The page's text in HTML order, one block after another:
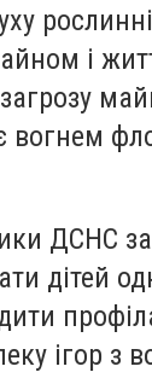
і
вогнем
ДСНС
дітей
ігор з